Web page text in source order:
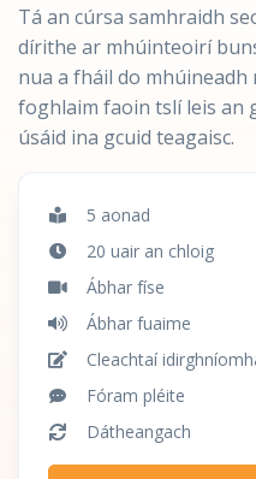
Tá an cúrsa samhraidh
dírithe ar mhúinteoirí
nua a fháil do mhúineadh
foghlaim faoin tslí leis an
úsáid ina gcuid teagaisc.
5 aonad
20 uair an chloig
Ábhar físe
Ábhar fuaime
Cleachtaí
Fóram pléite
Dátheangach